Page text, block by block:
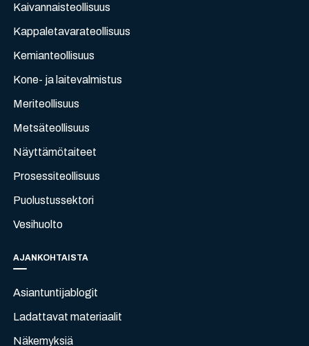
Kaivannaisteollisuus
Kappaletavarateollisuus
Kemianteollisuus
Kone- ja laitevalmistus
Meriteollisuus
Metsäteollisuus
Näyttämötaiteet
Prosessiteollisuus
Puolustussektori
Vesihuolto
AJANKOHTAISTA
Asiantuntijablogit
Ladattavat materiaalit
Näkemyksiä